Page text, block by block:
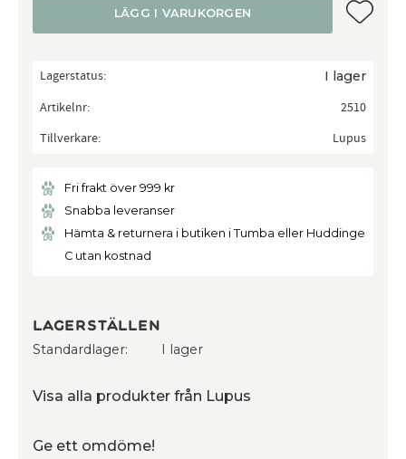
LÄGG I VARUKORGEN Lägg
Lagerstatus I lager
Artikelnr
2510
Tillverkare
Lupus
Fri frakt över 999 kr
Snabba leveranser
Hämta & returnera i butiken i Tumba eller Huddinge
C utan kostnad
Lagerställen
Standardlager I lager
Visa alla produkter från Lupus
Ge ett omdöme!